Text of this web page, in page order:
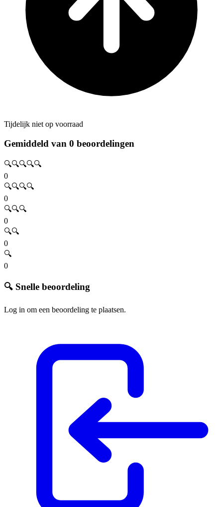
Tijdelijk niet op voorraad
Gemiddeld van 0 beoordelingen
🔍🔍🔍🔍🔍
0
🔍🔍🔍🔍
0
🔍🔍🔍
0
🔍🔍
0
🔍
0
🔍 Snelle beoordeling
Log in om een beoordeling te plaatsen.